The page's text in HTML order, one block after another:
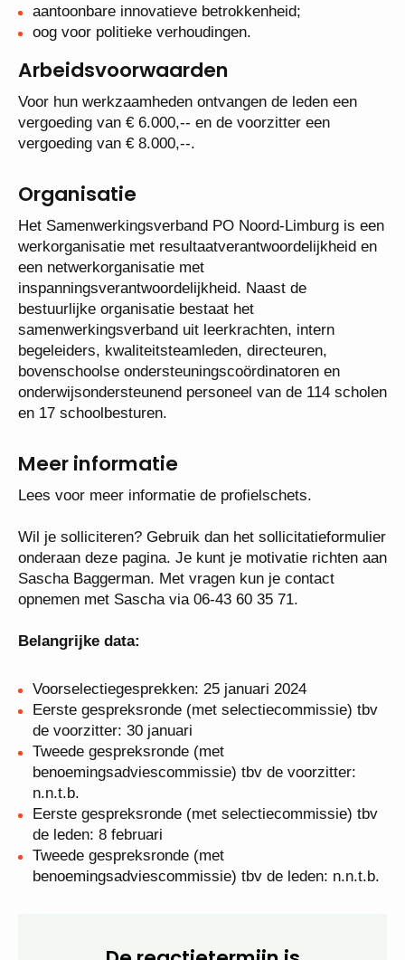
sociale domein;
aantoonbare innovatieve betrokkenheid;
Arbeidsvoorwaarden
Voor hun werkzaamheden ontvangen de leden een
vergoeding van € 6.000,-- en de voorzitter een
Organisatie
Het Samenwerkingsverband PO Noord-Limburg is
een werkorganisatie met
resultaatverantwoordelijkheid en een
netwerkorganisatie met
inspanningsverantwoordelijkheid. Naast de
bestuurlijke organisatie bestaat het
samenwerkingsverband uit leerkrachten, intern
begeleiders, kwaliteitsteamleden, directeuren,
bovenschoolse ondersteuningscoördinatoren en
scholen en 17 schoolbesturen.
Meer informatie
Lees voor meer informatie de profielschets.
Wil je solliciteren? Gebruik dan het
sollicitatieformulier onderaan deze pagina. Je kunt je
vragen kun je contact opnemen met Sascha via 06-
Belangrijke data:
Voorselectiegesprekken: 25 januari 2024
Eerste gespreksronde (met selectiecommissie)
tbv de voorzitter: 30 januari
Tweede gespreksronde (met
benoemingsadviescommissie) tbv de voorzitter:
n.n.t.b.
Eerste gespreksronde (met selectiecommissie)